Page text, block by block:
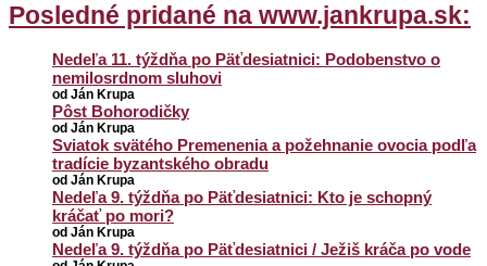
Posledné pridané na www.jankrupa.sk:
Nedeľa 11. týždňa po Päťdesiatnici: Podobenstvo o
nemilosrdnom sluhovi
od Ján Krupa
Pôst Bohorodičky
od Ján Krupa
Sviatok svätého Premenenia a požehnanie ovocia podľa
tradície byzantského obradu
od Ján Krupa
Nedeľa 9. týždňa po Päťdesiatnici: Kto je schopný
kráčať po mori?
od Ján Krupa
Nedeľa 9. týždňa po Päťdesiatnici / Ježiš kráča po vode